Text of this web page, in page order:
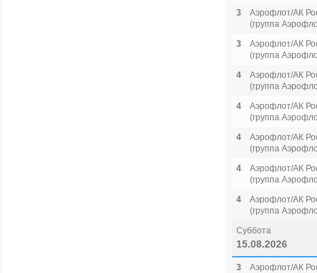
3
Аэрофлот/АК
(группа
3
Аэрофлот/АК
(группа
4
Аэрофлот/АК
(группа
4
Аэрофлот/АК
(группа
4
Аэрофлот/АК
(группа
4
Аэрофлот/АК
(группа
4
Аэрофлот/АК
(группа
Суббота
15.08.2026
3
Аэрофлот/АК